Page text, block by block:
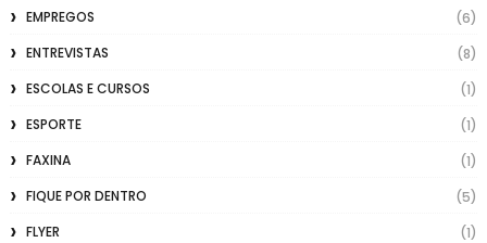
EMPREGOS
(6)
ENTREVISTAS
(8)
ESCOLAS E CURSOS
(1)
ESPORTE
(1)
FAXINA
(1)
FIQUE POR DENTRO
(5)
FLYER
(1)